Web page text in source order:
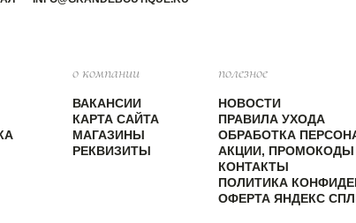
о компании
ВАКАНСИИ
КАРТА САЙТА
МАГАЗИНЫ
РЕКВИЗИТЫ
полезное
НОВОСТИ
ПРАВИЛА УХОДА
ОБРАБОТКА
АКЦИИ, ПРОМОКОДЫ
КОНТАКТЫ
ПОЛИТИКА
ОФЕРТА ЯНДЕКС